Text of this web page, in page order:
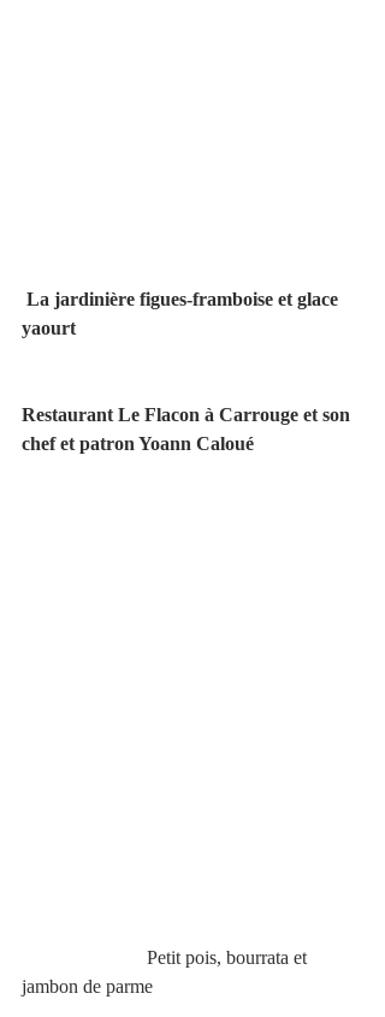
La jardinière figues-framboise et glace
yaourt
Restaurant Le Flacon à Carrouge et son
chef et patron Yoann Caloué
jambon de parme